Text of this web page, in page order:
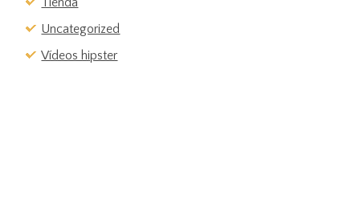
Uncategorized
Vídeos hipster